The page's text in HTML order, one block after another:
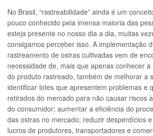
No Brasil, “rastreabilidade” ainda é um
pouco conhecido pela imensa maioria das
esteja presente no nosso dia a dia, muitas
consigamos perceber isso. A implementação
rastreamento de ostras cultivadas vem de
necessidade de, mais que apenas conhecer
do produto rastreado, também de melhorar a
identificar lotes que apresentem problemas e
retirados do mercado para não causar riscos
do consumidor; aumentar a eficiência do
das ostras no mercado; reduzir desperdícios
lucros de produtores, transportadores e